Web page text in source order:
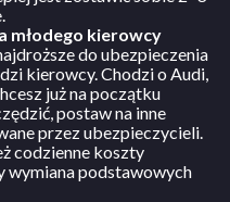
młodego kierowcy
do ubezpieczenia
kierowcy. Chodzi o Audi,
już na początku
postaw na inne
przez ubezpieczycieli.
codzienne koszty
wymiana podstawowych